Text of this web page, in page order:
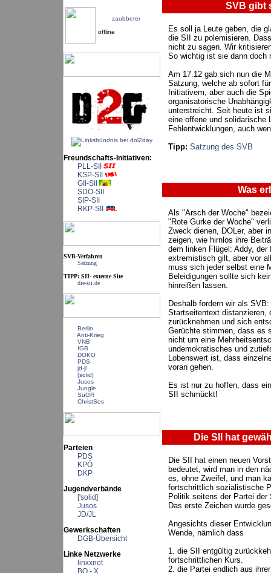
zaubberer
offline
Freundschafts-Initiativen:
PLL-SII
KSP-SII
GII-SII
SDO-SII
SIP-SII
RKP-SII
SVB-Verfahren
Satzung
TIPP: SII- externe Site
die-sii.de
Berlin
Anti-Krieg
VNB
IGB
DOKO
PDS
jd-jl
[solid]
Jusos
Jungle
SüGR
ChristSos
Parteien
PDS
KPÖ
DKP
Jugendverbände
['solid]
Jusos
JD/JL
Gewerkschaften
DGB-Übersicht
Linke Netzwerke
linxxnet
SVB gibt
Es soll ja Leute geben, die
die SII zu polemisieren.
nicht zu sagen. Wir
So wichtig ist sie dann doch
Am 17.12 gab sich nun die
Satzung, welche ab sofort
Initiativem, aber auch die
organisatorische
unterstreicht. Seit heute ist
eine offene und solidarische
Fehlentwicklungen, auch
Tipp: Satzung des SVB
Was
Als "Arsch der Woche"
"Rote Gurke der Woche"
Zweck dienen, DOLer, aber
zeigen, wie hirnlos ihre
dem linken Flügel: Addy,
extremistisch gilt, aber vor
muss sich jeder selbst eine
Beleidigungen sollte sich
hinreißen lassen.
Deshalb fordern wir als
Startseitentext distanzieren,
zurücknehmen und sich
Gerüchte stimmen, dass es
nicht um eine
undemokratisches und
Lobenswert ist, dass
voran gehen.
Es ist nur zu hoffen, dass
SII schmückt!
Die SII hat
Die SII hat einen neuen
bedeutet, wird man in den
es, ohne Zweifel, und man
fortschrittlich sozialistische
Politik seitens der Partei
Das erste Zeichen wurde
Angesichts dieser
Wende, nämlich dass
1. die SII entgültig
fortschrittlichen Kurs.
2. die Partei endlich aus